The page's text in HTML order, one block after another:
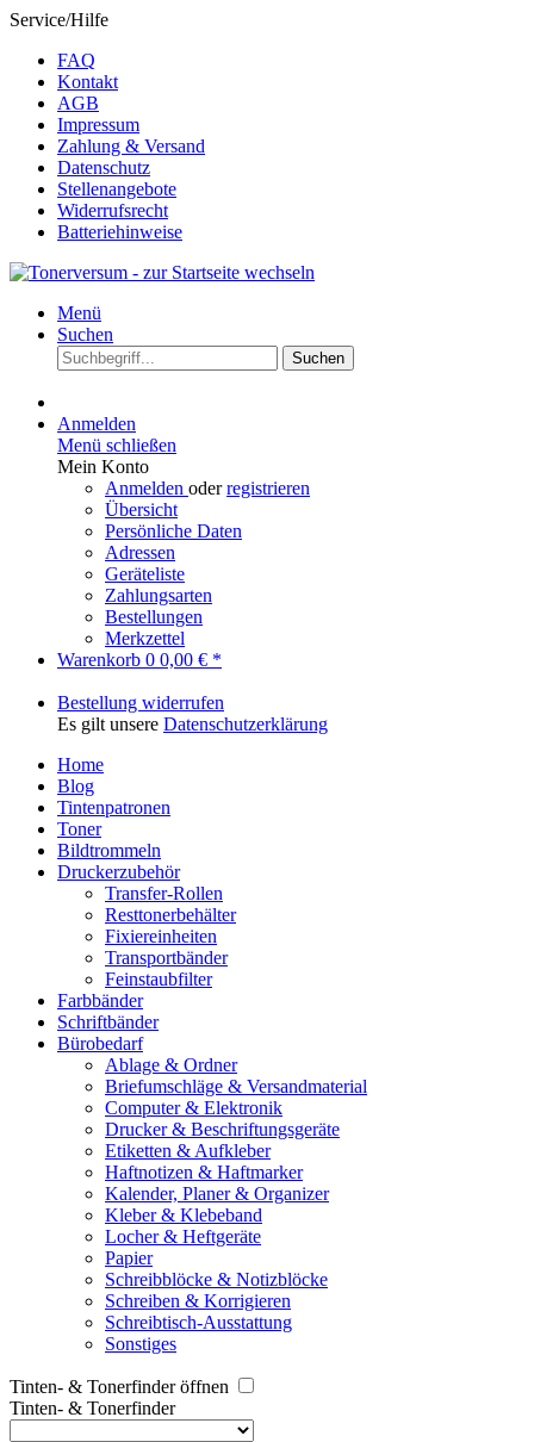
Service/Hilfe
FAQ
Kontakt
AGB
Impressum
Zahlung & Versand
Datenschutz
Stellenangebote
Widerrufsrecht
Batteriehinweise
Menü
Suchen
Suchen
Anmelden
Menü schließen
Mein Konto
Anmelden oderregistrieren
Übersicht
Persönliche Daten
Adressen
Geräteliste
Zahlungsarten
Bestellungen
Merkzettel
Warenkorb 0 0,00 € *
Bestellung widerrufen
Es gilt unsere Datenschutzerklärung
Home
Blog
Tintenpatronen
Toner
Bildtrommeln
Druckerzubehör
Transfer-Rollen
Resttonerbehälter
Fixiereinheiten
Transportbänder
Feinstaubfilter
Farbbänder
Schriftbänder
Bürobedarf
Ablage & Ordner
Briefumschläge & Versandmaterial
Computer & Elektronik
Drucker & Beschriftungsgeräte
Etiketten & Aufkleber
Haftnotizen & Haftmarker
Kalender, Planer & Organizer
Kleber & Klebeband
Locher & Heftgeräte
Papier
Schreibblöcke & Notizblöcke
Schreiben & Korrigieren
Schreibtisch-Ausstattung
Sonstiges
Tinten- & Tonerfinder öffnen
Tinten- & Tonerfinder